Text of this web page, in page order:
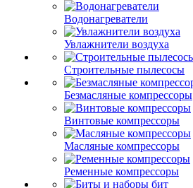
Водонагреватели
Увлажнители воздуха
Строительные пылесосы
Безмасляные компрессоры
Винтовые компрессоры
Масляные компрессоры
Ременные компрессоры